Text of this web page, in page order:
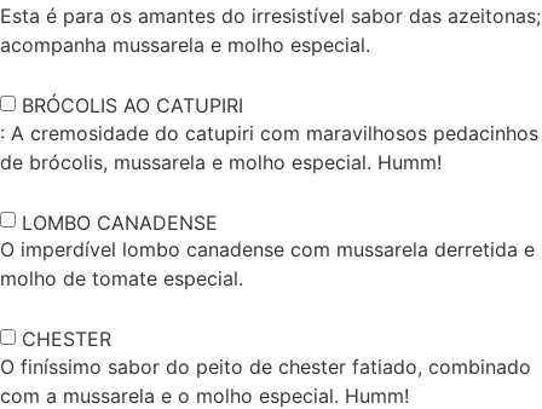
Esta é para os amantes do irresistível sabor das azeitonas;
acompanha mussarela e molho especial.
BRÓCOLIS AO CATUPIRI
: A cremosidade do catupiri com maravilhosos pedacinhos
de brócolis, mussarela e molho especial. Humm!
LOMBO CANADENSE
O imperdível lombo canadense com mussarela derretida e
molho de tomate especial.
CHESTER
O finíssimo sabor do peito de chester fatiado, combinado
com a mussarela e o molho especial. Humm!